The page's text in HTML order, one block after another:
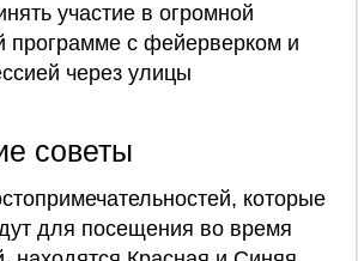
участие в огромной
программе с фейерверком и
через улицы
советы
которые
для посещения во время